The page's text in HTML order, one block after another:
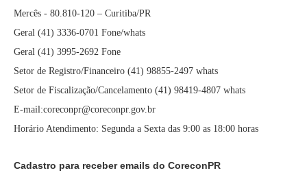
Mercês - 80.810-120 – Curitiba/PR
Geral (41) 3336-0701 Fone/whats
Geral (41) 3995-2692 Fone
Setor de Registro/Financeiro (41) 98855-2497 whats
Setor de Fiscalização/Cancelamento (41) 98419-4807 whats
E-mail:coreconpr@coreconpr.gov.br
Horário Atendimento: Segunda a Sexta das 9:00 as 18:00 horas
Cadastro para receber emails do CoreconPR